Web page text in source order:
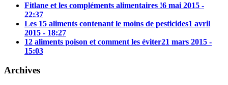
Fitlane et les compléments alimentaires !6 mai 2015 -
22:37
Les 15 aliments contenant le moins de pesticides1 avril
2015 - 18:27
12 aliments poison et comment les éviter21 mars 2015 -
15:03
Archives